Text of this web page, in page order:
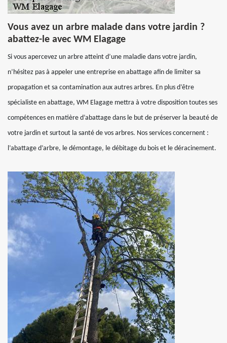
Vous avez un arbre malade dans votre jardin ?
abattez-le avec WM Elagage
Si vous apercevez un arbre atteint d’une maladie dans votre jardin,
n’hésitez pas à appeler une entreprise en abattage afin de limiter sa
propagation et sa contamination aux autres arbres. En plus d’être
spécialiste en abattage, WM Elagage mettra à votre disposition toutes ses
compétences en matière d’abattage dans le but de préserver la beauté de
votre jardin et surtout la santé de vos arbres. Nos services concernent :
l’abattage d’arbre, le démontage, le débitage du bois et le déracinement.